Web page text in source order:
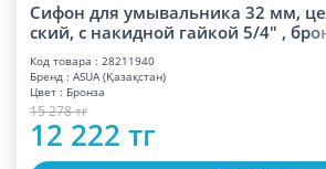
Сифон для умывальника 32 мм,
ский, с накидной гайкой 5/4" , бро
Код товара : 28211940
Бренд : ASUA (Қазақстан)
Цвет : Бронза
15 278 тг
12 222 тг